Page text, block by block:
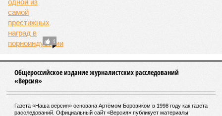
4
Общероссийское издание журналистских расследований
«Версия»
Газета «Наша версия» основана Артёмом Боровиком в 1998 году как газета
расследований. Официальный сайт «Версия» публикует материалы